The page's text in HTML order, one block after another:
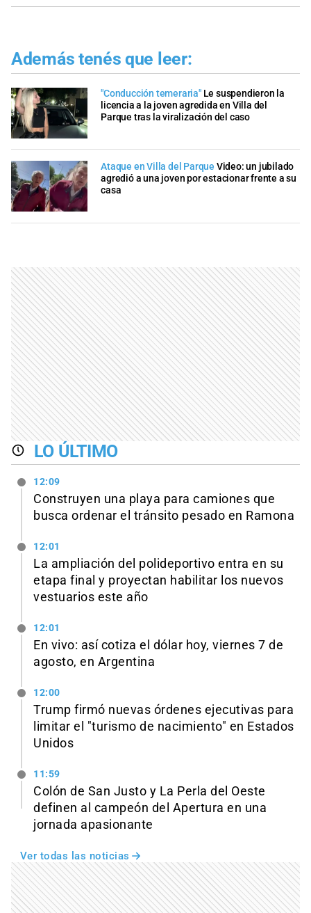
Además tenés que leer:
"Conducción temeraria" Le suspendieron la
licencia a la joven agredida en Villa del
Parque tras la viralización del caso
Ataque en Villa del Parque Video: un jubilado
agredió a una joven por estacionar frente a su
casa
LO ÚLTIMO
12:09
Construyen una playa para camiones que
busca ordenar el tránsito pesado en Ramona
12:01
La ampliación del polideportivo entra en su
etapa final y proyectan habilitar los nuevos
vestuarios este año
12:01
En vivo: así cotiza el dólar hoy, viernes 7 de
agosto, en Argentina
12:00
Trump firmó nuevas órdenes ejecutivas para
limitar el "turismo de nacimiento" en Estados
Unidos
11:59
Colón de San Justo y La Perla del Oeste
definen al campeón del Apertura en una
jornada apasionante
Ver todas las noticias